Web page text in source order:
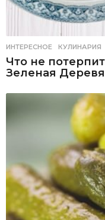
ИНТЕРЕСНОЕ ,КУЛИНАРИЯ
Что не
Зеленая